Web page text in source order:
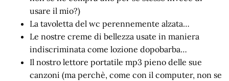
usare il mio?)
La tavoletta del wc perennemente alzata…
Le nostre creme di bellezza usate in maniera
indiscriminata come lozione dopobarba…
Il nostro lettore portatile mp3 pieno delle sue
canzoni (ma perchè, come con il computer, non se